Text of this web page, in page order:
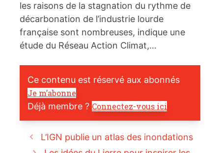
les raisons de la stagnation du rythme de
décarbonation de l’industrie lourde
française sont nombreuses, indique une
étude du Réseau Action Climat,…
Ce contenu est réservé aux abonnés
Je m’abonne
Déjà membre ? Connectez-vous ici
L’IGN publie un atlas des inondations